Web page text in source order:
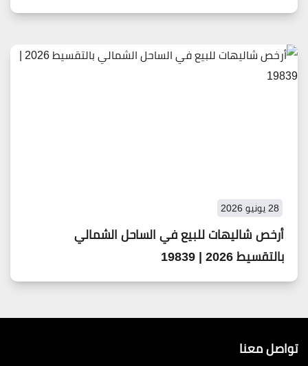
28 يونيو 2026
أرخص شاليهات للبيع في الساحل الشمالي
بالتقسيط 2026 | 19839
تواصل معنا